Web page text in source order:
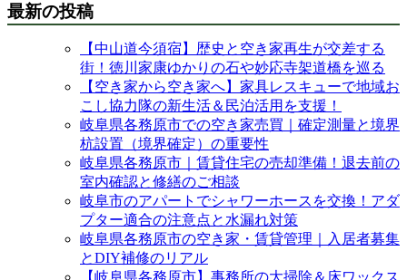
最新の投稿
【中山道今須宿】歴史と空き家再生が交差する
街！徳川家康ゆかりの石や妙応寺架道橋を巡る
【空き家から空き家へ】家具レスキューで地域お
こし協力隊の新生活＆民泊活用を支援！
岐阜県各務原市での空き家売買｜確定測量と境界
杭設置（境界確定）の重要性
岐阜県各務原市｜賃貸住宅の売却準備！退去前の
室内確認と修繕のご相談
岐阜市のアパートでシャワーホースを交換！アダ
プター適合の注意点と水漏れ対策
岐阜県各務原市の空き家・賃貸管理｜入居者募集
とDIY補修のリアル
【岐阜県各務原市】事務所の大掃除＆床ワックス